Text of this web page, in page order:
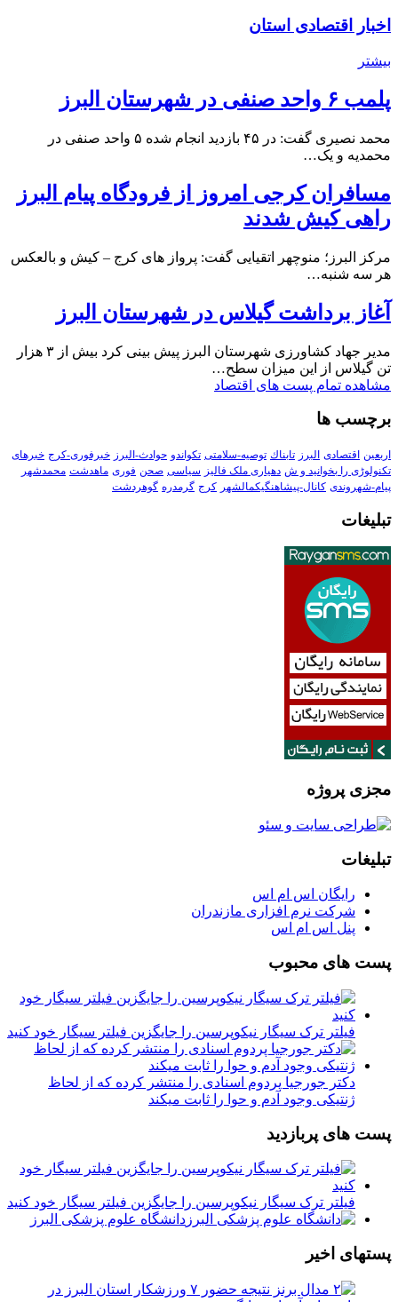
اخبار اقتصادی استان
بیشتر
پلمب ۶ واحد صنفی در شهرستان البرز
محمد نصیری گفت: در ۴۵ بازدید انجام شده ۵ واحد صنفی در
محمدیه و یک…
مسافران کرجی امروز از فرودگاه پیام البرز
راهی کیش شدند
مرکز البرز؛ منوچهر اتقیایی گفت: پرواز های کرج – کیش و بالعکس
هر سه شنبه…
آغاز برداشت گیلاس در شهرستان البرز
مدیر جهاد کشاورزی شهرستان البرز پیش بینی کرد بیش از ۳ هزار
تن گیلاس از این میزان سطح…
مشاهده تمام پست های اقتصاد
برچسب ها
اربعین اقتصادی البرز تابناك توصیه-سلامتی تکواندو حوادث-البرز خبرفوری-کرج خبرهای
تکنولوڑی را بخوانید و ش دهیاری ملک فالیز سیاسی صحن فوری ماهدشت محمدشهر
پیام-شهروندی کانال-پیشاهنگیکمالشهر کرج گرمدره گوهردشت
تبلیغات
مجزی پروژه
تبلیغات
رایگان اس ام اس
شرکت نرم افزاری مازندران
پنل اس ام اس
پست های محبوب
فیلتر ترک سیگار نیکوپرسین را جایگزین فیلتر سیگار خود کنید
دکتر جورجیا پردوم اسنادی را منتشر کرده که از لحاظ
ژنتیکی وجود آدم و حوا را ثابت میکند
پست های پربازدید
فیلتر ترک سیگار نیکوپرسین را جایگزین فیلتر سیگار خود کنید
دانشگاه علوم پزشکی البرز
پستهای اخیر